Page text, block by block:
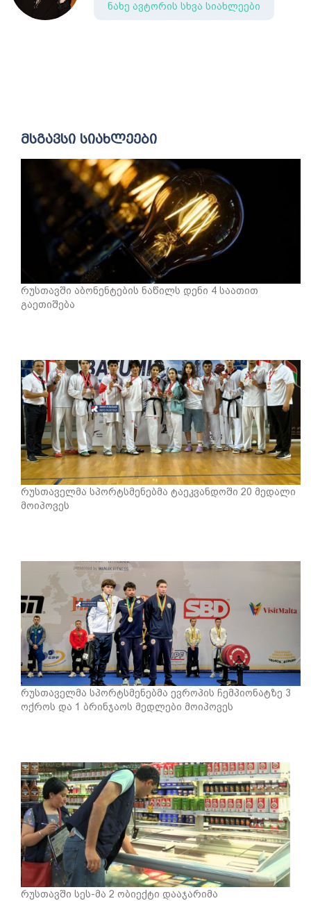
ნახე ავტორის სხვა სიახლეები
მსგავსი სიახლეები
რუსთავში აბონენტების ნაწილს დენი 4 საათით
გაეთიშება
რუსთაველმა სპორტსმენებმა ტაეკვანდოში 20 მედალი
მოიპოვეს
რუსთაველმა სპორტსმენებმა ევროპის ჩემპიონატზე 3
ოქროს და 1 ბრინჯაოს მედლები მოიპოვეს
რუსთავში სეს-მა 2 ობიექტი დააჯარიმა